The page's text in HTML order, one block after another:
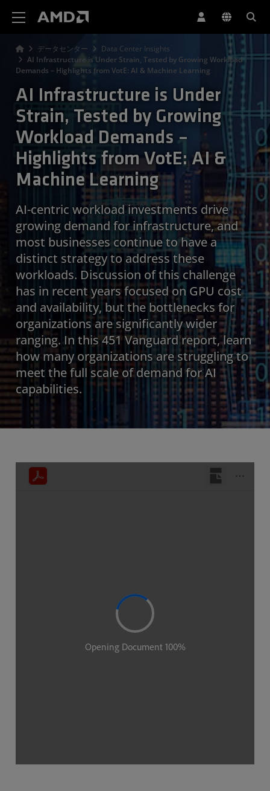
データセンター
Data Center Insights
AI Infrastructure is Under Strain, Tested by Growing Workload
Demands – Highlights from VotE: AI & Machine Learning
AI Infrastructure is Under
Strain, Tested by Growing
Workload Demands –
Highlights from VotE: AI &
Machine Learning
AI-centric workload investments drive
growing demand for infrastructure, and
most businesses continue to have a
distinct strategy to address these
workloads. Discussion of this challenge
has in recent years focused on GPU cost
and availability, but the bottlenecks for
organizations are significantly wider
ranging. In this 451 Vanguard report, learn
how many organizations are struggling to
meet the full scale of demand for AI
capabilities.